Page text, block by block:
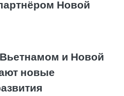
Новой
и Новой
новые